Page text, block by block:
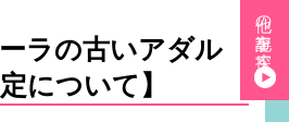
ーラの古いアダル
について】
他の記事を探す